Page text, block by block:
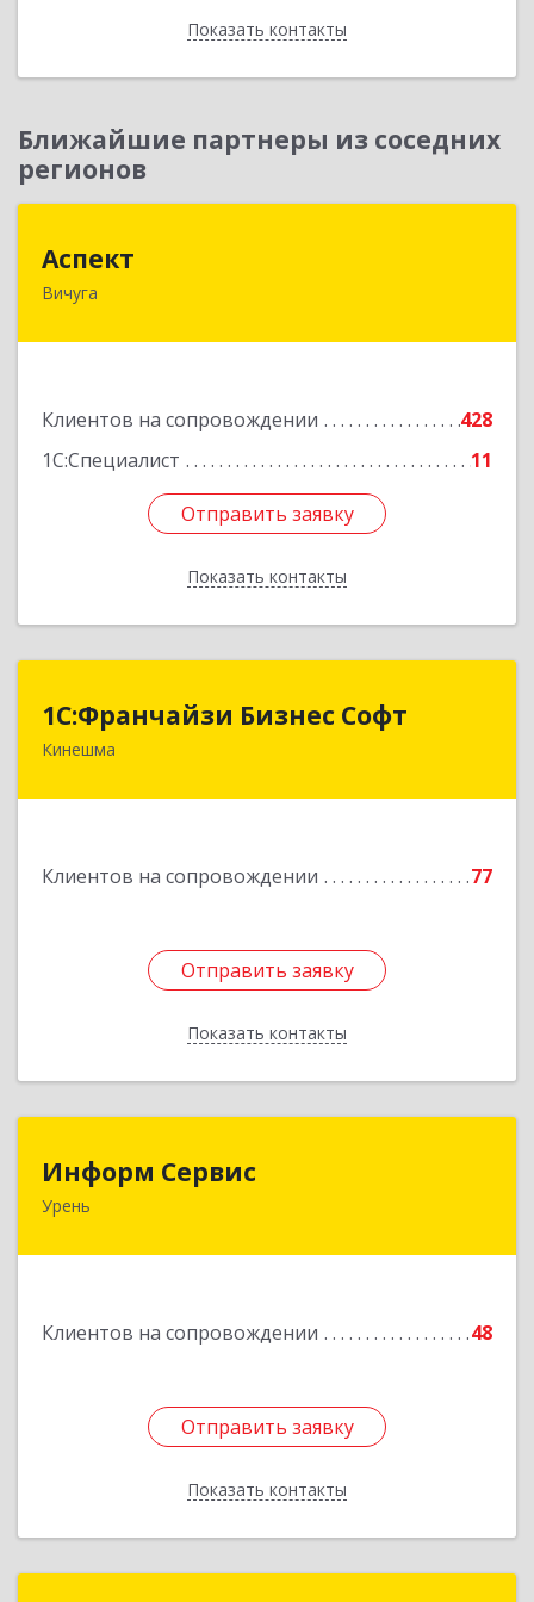
Показать контакты
Назад
Ближайшие партнеры из соседних
регионов
Аспект
Вичуга
Клиентов на сопровождении
428
1С:Специалист
11
Отправить заявку
Показать контакты
155331, Ивановская обл, Вичугский р-н, Вичуга
Отправить заявку
Назад
1С:Франчайзи Бизнес Софт
Кинешма
Клиентов на сопровождении 77
Отправить заявку
Показать контакты
1С:Франчайзи Бизнес Софт
155800, Ивановская обл, Кинешма г, Жуковская
Отправить заявку
Назад
Информ Сервис
Урень
Клиентов на сопровождении 48
Отправить заявку
Показать контакты
Отправить заявку
Назад